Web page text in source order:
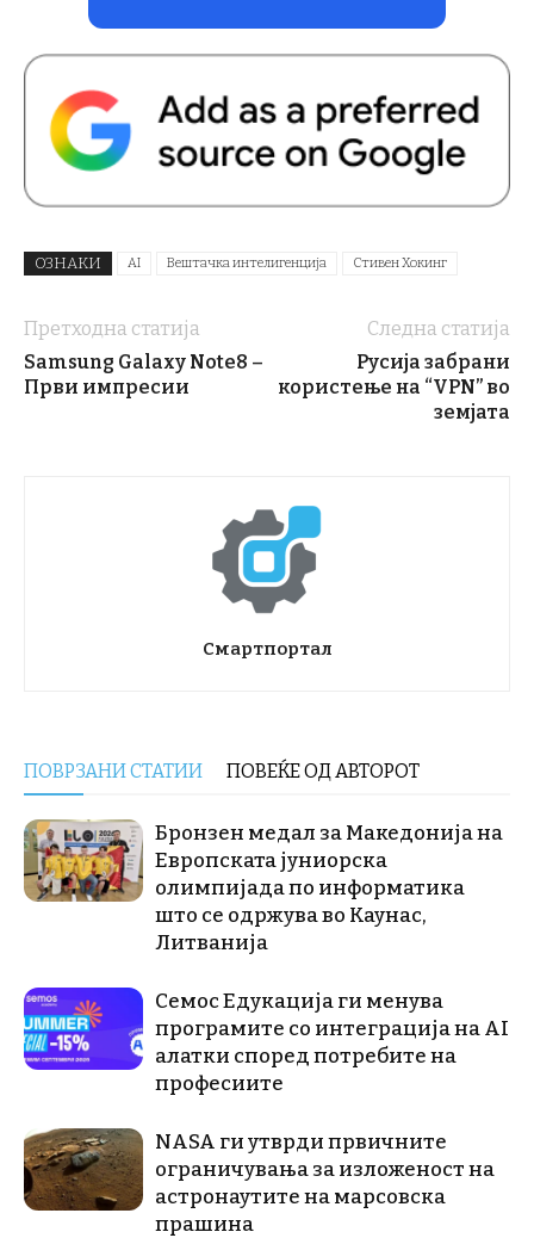
ОЗНАКИ AI Вештачка интелигенција Стивен Хокинг
Претходна статија
Samsung Galaxy Note8 –
Први импресии
Следна статија
Русија забрани
користење на “VPN” во
земјата
Смартпортал
ПОВРЗАНИ СТАТИИ ПОВЕЌЕ ОД АВТОРОТ
Бронзен медал за Македонија на
Европската јуниорска
олимпијада по информатика
што се одржува во Каунас,
Литванија
Семос Едукација ги менува
програмите со интеграција на AI
алатки според потребите на
професиите
NASA ги утврди првичните
ограничувања за изложеност на
астронаутите на марсовска
прашина